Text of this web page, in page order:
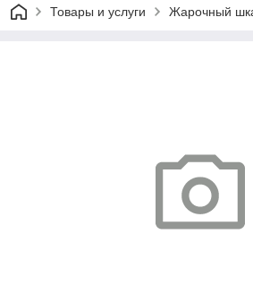
Товары и услуги Жарочный